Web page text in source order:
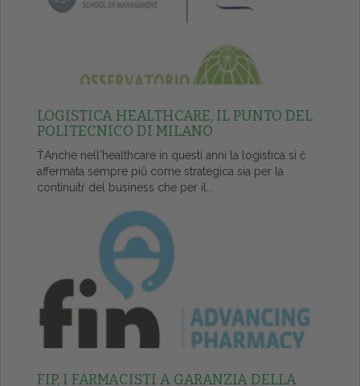
LOGISTICA HEALTHCARE, IL PUNTO DEL
POLITECNICO DI MILANO
ŤAnche nell'healthcare in questi anni la logistica si č
affermata sempre piů come strategica sia per la
continuitŕ del business che per il...
FIP, I FARMACISTI A GARANZIA DELLA